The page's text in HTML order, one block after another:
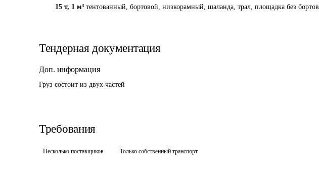
15 т, 1 м³ тентованный, бортовой, низкорамный, шаланда, трал, площадка без бортов
Тендерная документация
Доп. информация
Груз состоит из двух частей
Требования
Несколько поставщиков Только собственный транспорт